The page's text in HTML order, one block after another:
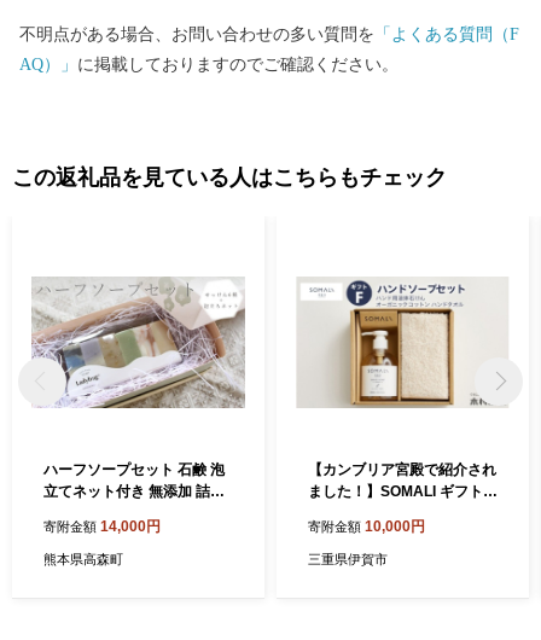
不明点がある場合、お問い合わせの多い質問を 「よくある質問（F
AQ）」 に掲載しておりますのでご確認ください。
この返礼品を見ている人はこちらもチェック
ハーフソープセット 石鹸 泡
立てネット付き 無添加 詰め
寄附金額 14,000円
熊本県高森町
【カンブリア宮殿で紹介され
ました！】SOMALI ギフト
ンド用液体石けん・オーガニ
ックコットン ハンドタオ
寄附金額 10,000円
三重県伊賀市